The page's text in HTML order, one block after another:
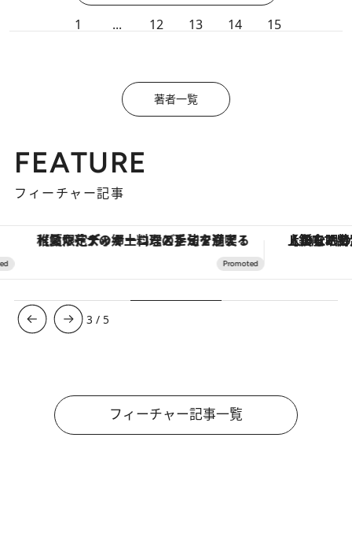
1 ... 12 13 14 15
著者一覧
FEATURE
フィーチャー記事
【夏限定ディナーコース】旬を迎える稚鮎や花ズッキーニなどをイタリア・トスカーナの郷土料理の手法で満喫！ 【銀座で出合う最旬美容】美髪ケアや上質
3 / 5
フィーチャー記事一覧